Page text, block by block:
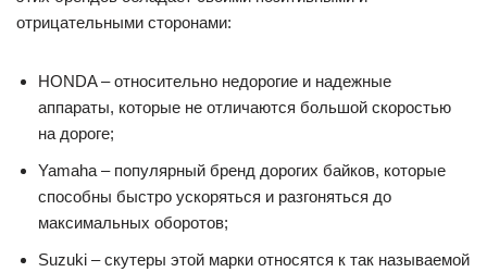
отрицательными сторонами:
HONDA – относительно недорогие и надежные
аппараты, которые не отличаются большой скоростью
на дороге;
Yamaha – популярный бренд дорогих байков, которые
способны быстро ускоряться и разгоняться до
максимальных оборотов;
Suzuki – скутеры этой марки относятся к так называемой